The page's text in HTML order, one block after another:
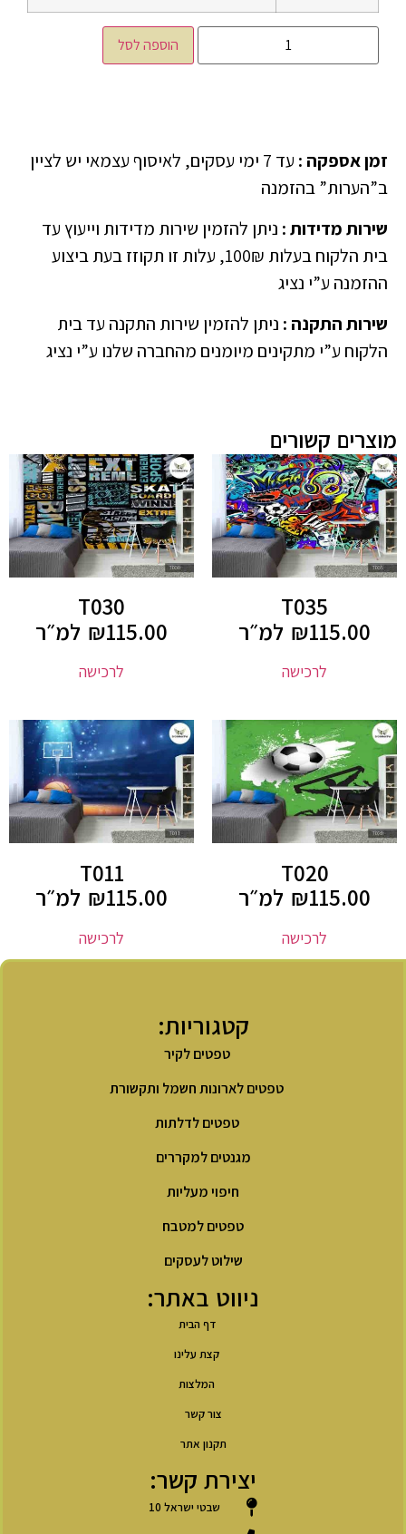
הוספה לסל
זמן אספקה :
עד 7 ימי עסקים, לאיסוף עצמאי יש לציין
ב”הערות” בהזמנה
שירות מדידות: ניתן להזמין שירות מדידות וייעוץ עד
בית הלקוח בעלות 100₪, עלות זו תקוזז בעת ביצוע
ההזמנה ע”י נציג
שירות התקנה : ניתן להזמין שירות התקנה עד בית
הלקוח ע”י מתקינים מיומנים מהחברה שלנו ע”י נציג
מוצרים קשורים
T035
₪115.00 למ״ר
לרכישה
T030
₪115.00 למ״ר
לרכישה
T020
₪115.00 למ״ר
לרכישה
T011
₪115.00 למ״ר
לרכישה
קטגוריות:
טפטים לקיר
טפטים לארונות חשמל ותקשורת
טפטים לדלתות
מגנטים למקררים
חיפוי מעליות
טפטים למטבח
שילוט לעסקים
ניווט באתר:
דף הבית
קצת עלינו
המלצות
צור קשר
תקנון אתר
יצירת קשר:
שבטי ישראל 10